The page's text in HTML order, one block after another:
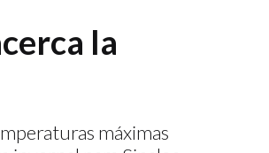
la
máximas